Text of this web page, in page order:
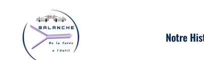
Aller
contenu
Notre